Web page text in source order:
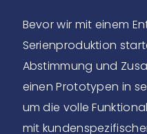
Bevor wir mit einem
Serienproduktion
Abstimmung und
einen Prototypen in
um die volle
mit